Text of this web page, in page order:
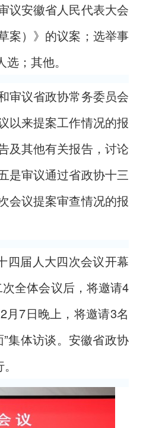
议安徽省人民代表大会
案）》的议案；选举事
；其他。
审议省政协常务委员会
以来提案工作情况的报
及其他有关报告，讨论
是审议通过省政协十三
会议提案审查情况的报
四届人大四次会议开幕
全体会议后，将邀请4
7日晚上，将邀请3名
集体访谈。安徽省政协